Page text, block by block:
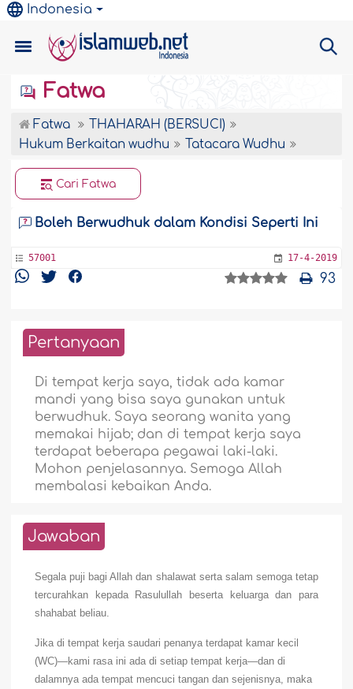
Indonesia
Fatwa
Fatwa
THAHARAH (BERSUCI)
Hukum Berkaitan wudhu
Tatacara Wudhu
Cari Fatwa
Boleh Berwudhuk dalam Kondisi Seperti Ini
57001 17-4-2019
93
Pertanyaan
Di tempat kerja saya, tidak ada kamar
mandi yang bisa saya gunakan untuk
berwudhuk. Saya seorang wanita yang
memakai hijab; dan di tempat kerja saya
terdapat beberapa pegawai laki-laki.
Mohon penjelasannya. Semoga Allah
membalasi kebaikan Anda.
Jawaban
Segala puji bagi Allah dan shalawat serta salam semoga tetap
tercurahkan kepada Rasulullah beserta keluarga dan para
shahabat beliau.
Jika di tempat kerja saudari penanya terdapat kamar kecil
(WC)—kami rasa ini ada di setiap tempat kerja—dan di
dalamnya ada tempat mencuci tangan dan sejenisnya, maka